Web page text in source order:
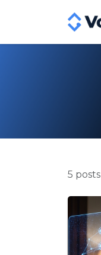
5 posts